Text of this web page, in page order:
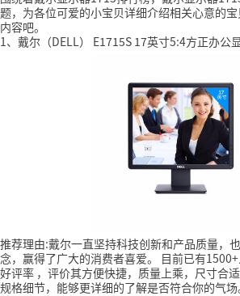
题，为各位可爱的小宝贝详细介绍相关心意的
内容吧。
1、戴尔（DELL） E1715S 17英寸5:4方正办公
推荐理由:戴尔一直坚持科技创新和产品质量，
念，赢得了广大的消费者喜爱。
目前已有
好评率 ，评价其方便快捷，质量上乘，尺寸合适
规格细节，能够更详细的了解是否符合你的气场